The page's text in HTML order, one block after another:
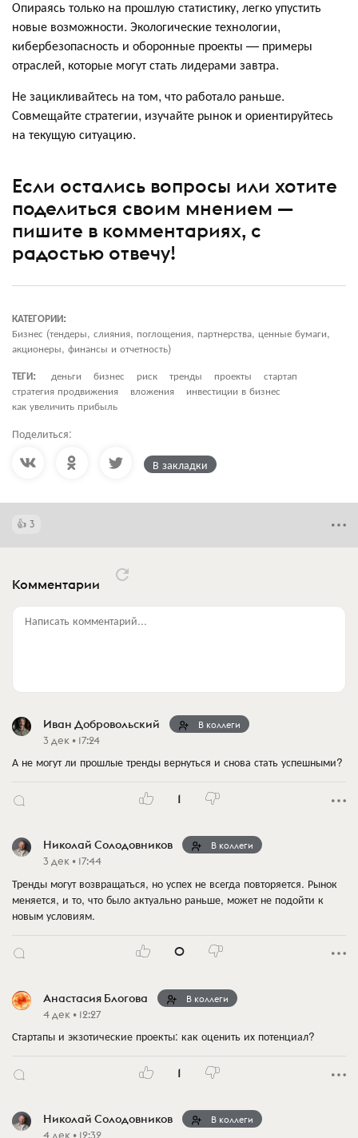
Опираясь только на прошлую статистику, легко упустить
новые возможности. Экологические технологии,
кибербезопасность и оборонные проекты — примеры
отраслей, которые могут стать лидерами завтра.
Не зацикливайтесь на том, что работало раньше.
Совмещайте стратегии, изучайте рынок и ориентируйтесь
на текущую ситуацию.
Если остались вопросы или хотите
поделиться своим мнением —
пишите в комментариях, с
радостью отвечу!
КАТЕГОРИИ:
Бизнес (тендеры, слияния, поглощения, партнерства, ценные бумаги,
акционеры, финансы и отчетность)
ТЕГИ:
деньги бизнес риск тренды проекты
стартап
стратегия продвижения
вложения
инвестиции в бизнес
как увеличить прибыль
Поделиться:
В закладки
3
Комментарии
Написать комментарий...
Иван Добровольский В коллеги
3 дек • 17:24
А не могут ли прошлые тренды вернуться и снова стать успешными?
1
Николай Солодовников В коллеги
3 дек • 17:44
Тренды могут возвращаться, но успех не всегда повторяется. Рынок
меняется, и то, что было актуально раньше, может не подойти к
новым условиям.
0
Анастасия Блогова В коллеги
4 дек • 12:27
Стартапы и экзотические проекты: как оценить их потенциал?
1
Николай Солодовников В коллеги
4 дек • 12:32